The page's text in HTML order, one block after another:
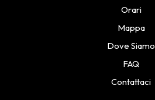
Orari
Mappa
Dove Siamo
FAQ
Contattaci